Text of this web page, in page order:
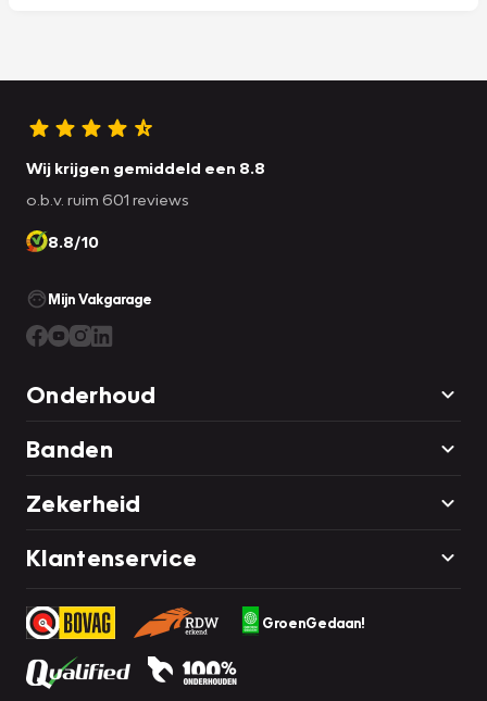
Wij krijgen gemiddeld een 8.8
o.b.v. ruim 601 reviews
8.8/10
Mijn Vakgarage
Onderhoud
Banden
Zekerheid
Klantenservice
GroenGedaan!